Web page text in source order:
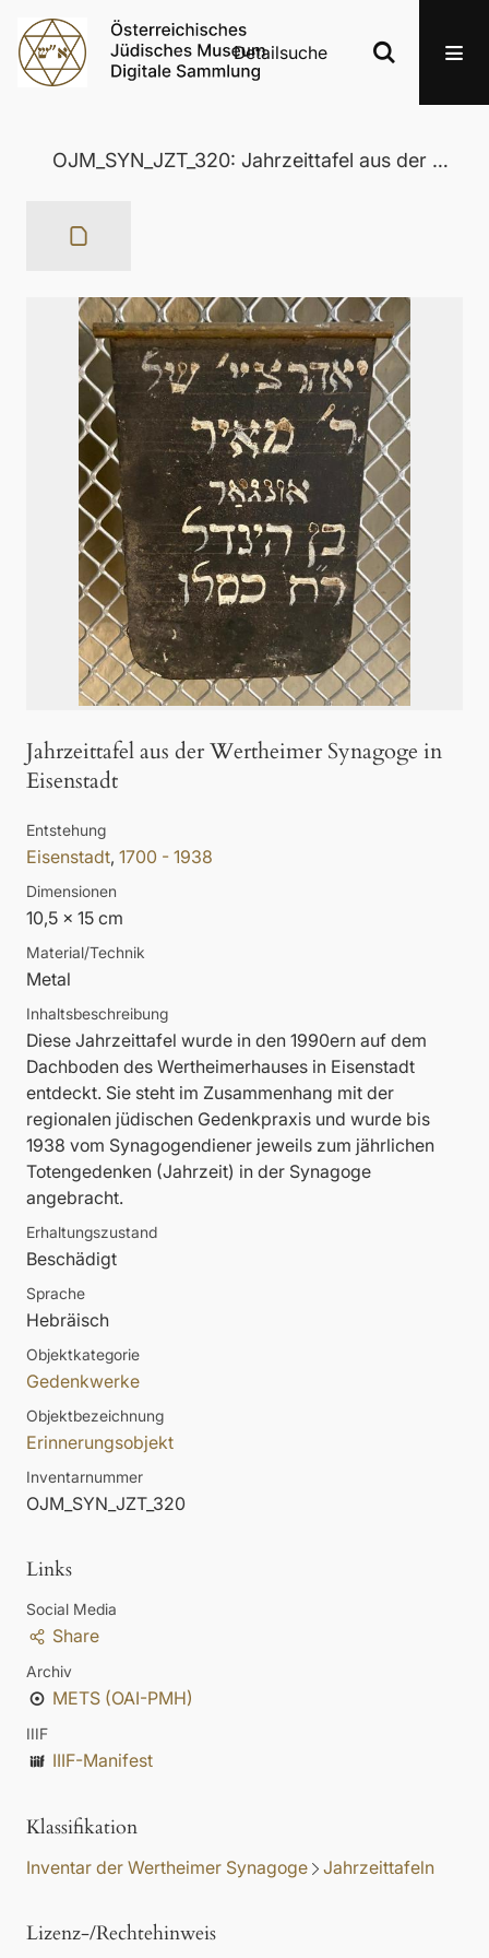
Detailsuche
OJM_SYN_JZT_320: Jahrzeittafel aus der Wertheimer Synagoge in Eisenstadt
Jahrzeittafel aus der Wertheimer Synagoge in
Eisenstadt
Entstehung
Eisenstadt, 1700 - 1938
Dimensionen
10,5 x 15 cm
Material/Technik
Metal
Inhaltsbeschreibung
Diese Jahrzeittafel wurde in den 1990ern auf dem
Dachboden des Wertheimerhauses in Eisenstadt
entdeckt. Sie steht im Zusammenhang mit der
regionalen jüdischen Gedenkpraxis und wurde bis
1938 vom Synagogendiener jeweils zum jährlichen
Totengedenken (Jahrzeit) in der Synagoge
angebracht.
Erhaltungszustand
Beschädigt
Sprache
Hebräisch
Objektkategorie
Gedenkwerke
Objektbezeichnung
Erinnerungsobjekt
Inventarnummer
OJM_SYN_JZT_320
Links
Social Media
Share
Archiv
METS (OAI-PMH)
IIIF
IIIF-Manifest
Klassifikation
Inventar der Wertheimer Synagoge Jahrzeittafeln
Lizenz-/Rechtehinweis